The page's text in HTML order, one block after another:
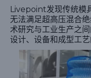
Livepoint发现传统模
无法满足超高压混合
术研究与工业生产之
设计、设备和成型工